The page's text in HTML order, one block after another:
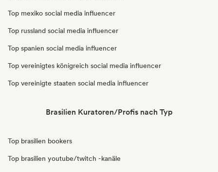
Top mexiko social media influencer
Top russland social media influencer
Top spanien social media influencer
Top vereinigtes königreich social media influencer
Top vereinigte staaten social media influencer
Brasilien Kuratoren/Profis nach Typ
Top brasilien bookers
Top brasilien youtube/twitch -kanäle